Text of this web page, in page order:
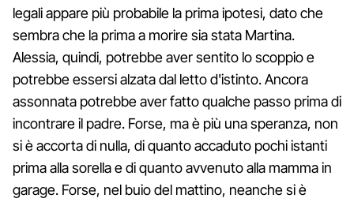
legali appare più probabile la prima ipotesi, dato che
sembra che la prima a morire sia stata Martina.
Alessia, quindi, potrebbe aver sentito lo scoppio e
potrebbe essersi alzata dal letto d'istinto. Ancora
assonnata potrebbe aver fatto qualche passo prima di
incontrare il padre. Forse, ma è più una speranza, non
si è accorta di nulla, di quanto accaduto pochi istanti
prima alla sorella e di quanto avvenuto alla mamma in
garage. Forse, nel buio del mattino, neanche si è